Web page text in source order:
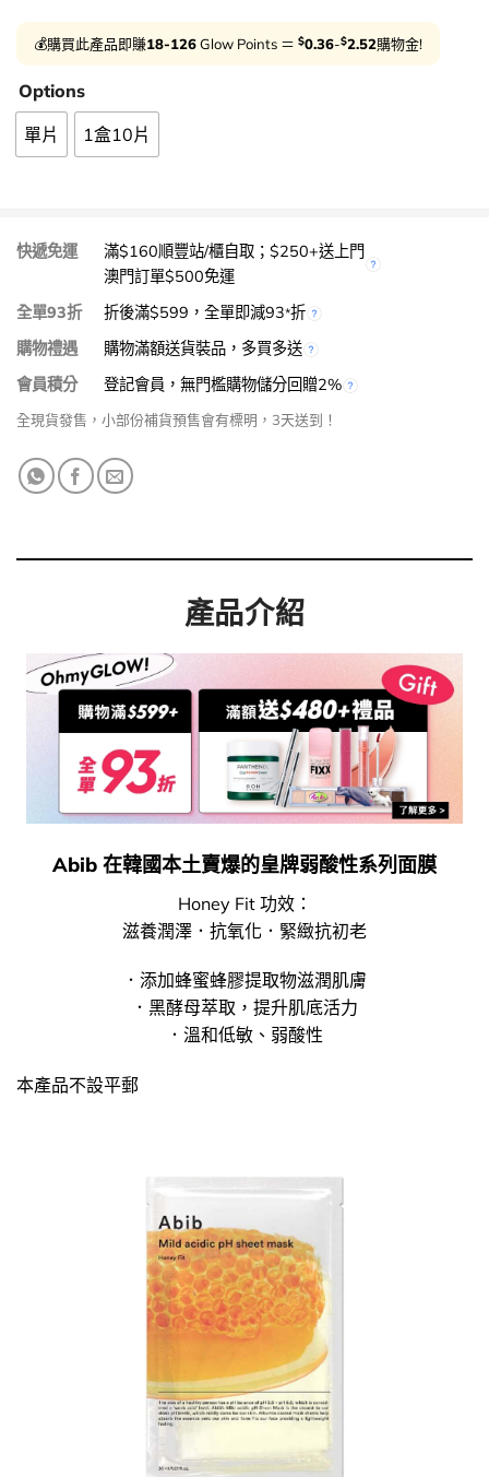
💰購買此產品即賺18-126Glow Points ＝ $0.36-$2.52購物金!
Options
單片 1盒10片
快遞免運
滿$160順豐站/櫃自取；$250+送上門
澳門訂單$500免運
全單93折
折後滿$599，全單即減93*折
購物禮遇
購物滿額送貨裝品，多買多送
會員積分
登記會員，無門檻購物儲分回贈2%
全現貨發售，小部份補貨預售會有標明，3天送到！
產品介紹
Abib 在韓國本土賣爆的皇牌弱酸性系列面膜
Honey Fit 功效：
滋養潤澤．抗氧化．緊緻抗初老
．添加蜂蜜蜂膠提取物滋潤肌膚
．黑酵母萃取，提升肌底活力
．溫和低敏、弱酸性
本產品不設平郵